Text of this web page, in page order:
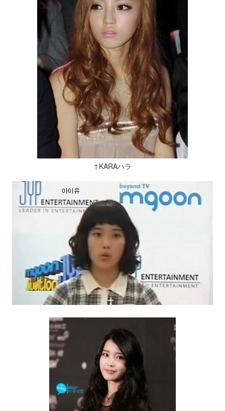
↑KARAハラ